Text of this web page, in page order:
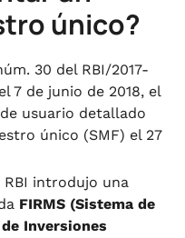
único?
30 del RBI/2017-
7 de junio de 2018, el
usuario detallado
único (SMF) el 27
RBI introdujo una
FIRMS (Sistema de
Inversiones